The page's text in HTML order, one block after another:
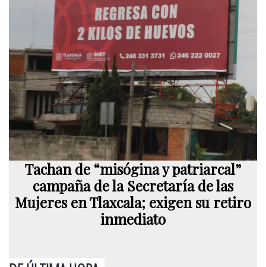
Tachan de “misógina y patriarcal”
campaña de la Secretaría de las
Mujeres en Tlaxcala; exigen su retiro
inmediato